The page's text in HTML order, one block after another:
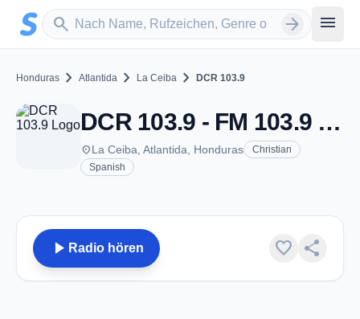
Zum Hauptinhalt springen
search
Sender suchen arrow_forward menu
Honduras chevron_right Atlantida chevron_right La Ceiba chevron_right DCR 103.9
DCR 103.9 - FM 103.9 - La Ceiba
placeLa Ceiba, Atlantida, Honduras
Christian
Spanish
play_arrow Radio hören favorite share